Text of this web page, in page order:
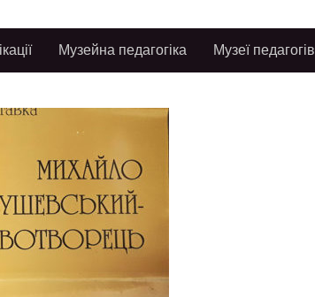
Музейна педагогіка Музеї педагогів